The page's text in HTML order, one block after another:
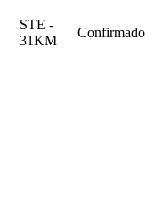
STE -
31KM
Confirmado